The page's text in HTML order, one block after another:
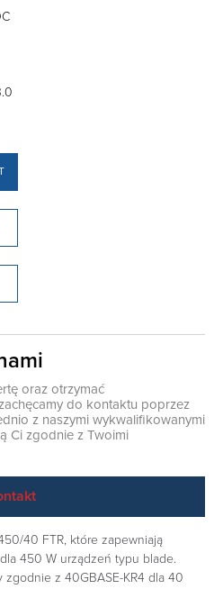
oraz otrzymać
do kontaktu poprzez
z naszymi wykwalifikowanymi
Ci zgodnie z Twoimi
40 FTR, które zapewniają
450 W urządzeń typu blade.
z 40GBASE-KR4 dla 40